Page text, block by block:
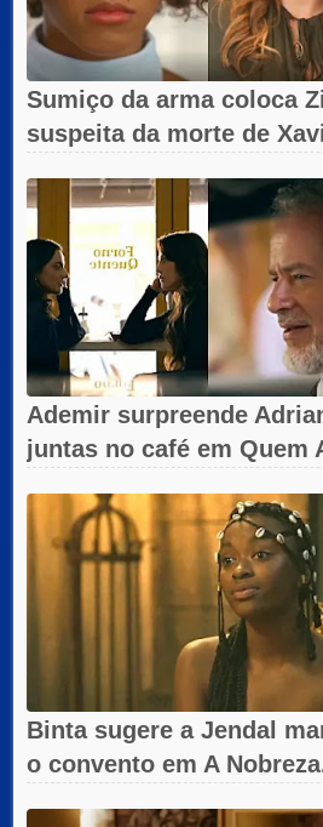
Sumiço da arma coloca
suspeita da morte de
Ademir surpreende
juntas no café em Quem
Binta sugere a Jendal
o convento em A